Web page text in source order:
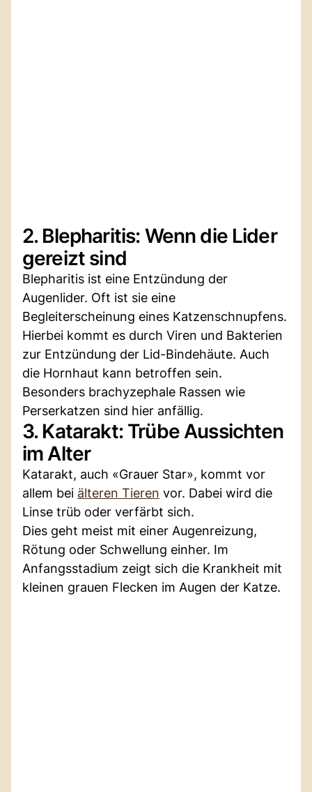
2. Blepharitis: Wenn die Lider
gereizt sind
Blepharitis ist eine Entzündung der
Augenlider. Oft ist sie eine
Begleiterscheinung eines Katzenschnupfens.
Hierbei kommt es durch Viren und Bakterien
zur Entzündung der Lid-Bindehäute. Auch
die Hornhaut kann betroffen sein.
Besonders brachyzephale Rassen wie
Perserkatzen sind hier anfällig.
3. Katarakt: Trübe Aussichten
im Alter
Katarakt, auch «Grauer Star», kommt vor
allem bei älteren Tieren vor. Dabei wird die
Linse trüb oder verfärbt sich.
Dies geht meist mit einer Augenreizung,
Rötung oder Schwellung einher. Im
Anfangsstadium zeigt sich die Krankheit mit
kleinen grauen Flecken im Augen der Katze.